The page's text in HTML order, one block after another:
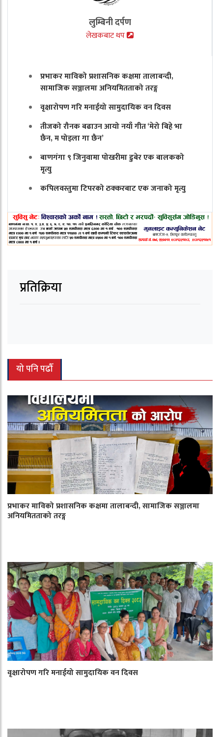
लुम्बिनी दर्पण
लेखकबाट थप
प्रभाकर माविको प्रशासनिक कक्षमा तालाबन्दी,
सामाजिक सञ्जालमा अनियमितताको तरङ्ग
वृक्षारोपण गरि मनाईयो सामुदायिक वन दिवस
तीजको रौनक बढाउन आयो नयाँ गीत ‘मेरो बिहे भा
छैन, म पोइला गा छैन’
बाणगंगा ९ जिनुवामा पोखरीमा डुबेर एक बालकको
मृत्यु
कपिलवस्तुमा टिपरको ठक्करबाट एक जनाको मृत्यु
प्रतिक्रिया
यो पनि पढौँ
प्रभाकर माविको प्रशासनिक कक्षमा तालाबन्दी, सामाजिक सञ्जालमा
अनियमितताको तरङ्ग
वृक्षारोपण गरि मनाईयो सामुदायिक वन दिवस